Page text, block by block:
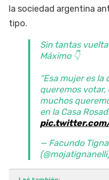
la sociedad argentina
tipo.
Sin tantas
Máximo 👇
“Esa mujer es la
queremos votar,
muchos
en la Casa
— Facundo